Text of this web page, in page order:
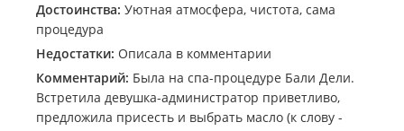
Достоинства: Уютная атмосфера, чистота, сама
процедура
Недостатки: Описала в комментарии
Комментарий: Была на спа-процедуре Бали Дели.
Встретила девушка-администратор приветливо,
предложила присесть и выбрать масло (к слову -